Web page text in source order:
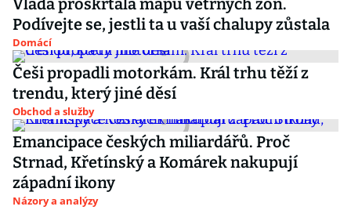
Vláda proškrtala mapu větrných zón.
Podívejte se, jestli ta u vaší chalupy zůstala
Domácí
Češi propadli motorkám. Král trhu těží z
trendu, který jiné děsí
Obchod a služby
Emancipace českých miliardářů. Proč
Strnad, Křetínský a Komárek nakupují
západní ikony
Názory a analýzy